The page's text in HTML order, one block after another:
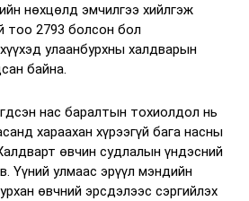
нөхцөлд эмчилгээ хийлгэж
тоо 2793 болсон бол
улаанбурхны халдварын
байна.
нас баралтын тохиолдол нь
хараахан хүрээгүй бага насны
өвчин судлалын үндэсний
Үүний улмаас эрүүл мэндийн
өвчний эрсдэлээс сэргийлэх